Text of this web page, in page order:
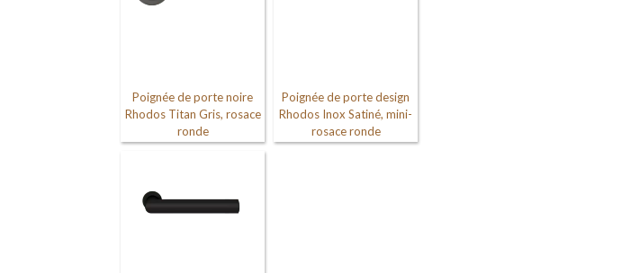
Poignée de porte noire
Rhodos Titan Gris, rosace
ronde
Poignée de porte design
Rhodos Inox Satiné, mini-
rosace ronde